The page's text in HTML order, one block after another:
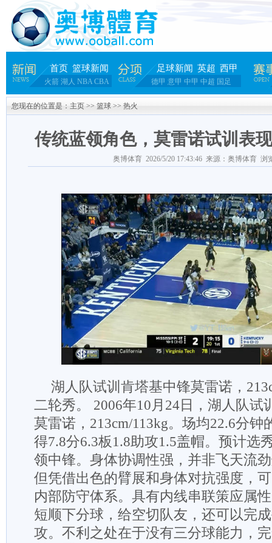
首页 篮球新闻
火箭 湖人 NBA CBA
足球新闻 英超 西甲
德甲 意甲 中甲 中超 国足
您现在的位置是： 主页 >> 篮球 >> 热火
传统蓝领角色，莫雷诺试训表
奥博体育 2026/5/20 17:43:46 来源：奥博体育 浏
湖人队试训肯塔基中锋莫雷诺，
二轮秀。 2006年10月24日，湖人队试
莫雷诺，213cm/113kg。场均22.6分钟
得7.8分6.3板1.8助攻1.5盖帽。预计选
领中锋。身体协调性强，并非飞天流
但凭借出色的臂展和身体对抗强度，
内部防守体系。具有内线串联策应属
短顺下分球，给空切队友，还可以完
攻。不利之处在于没有三分球能力，